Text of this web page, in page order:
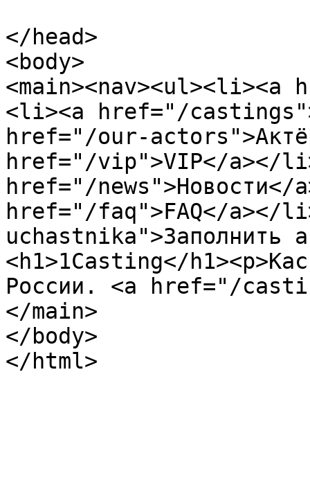
</head>
<body>
<li><a href="/
href="/our-
href="/vip">VIP</a></
href="/
href="/faq">FAQ</
uchastnika">Заполнить
<h1>1Casting</
России. <a href="/
</main>
</body>
</html>